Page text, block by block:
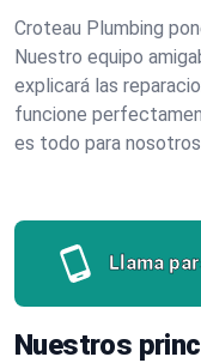
Croteau Plumbing
Nuestro equipo
explicará las
funcione
es todo para
Llama
Nuestros